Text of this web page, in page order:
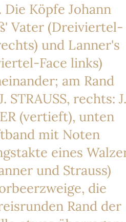
Die Köpfe Johann
Vater (Dreiviertel-
und Lanner's
Face links)
am Rand
STRAUSS, rechts: J.
(vertieft), unten
mit Noten
eines
und Strauss)
die
Rand der